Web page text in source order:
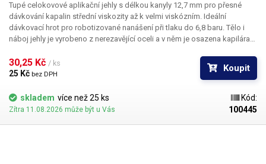
Tupé celokovové aplikační jehly s délkou kanyly 12,7 mm pro přesné
dávkování kapalin střední viskozity až k velmi viskózním. Ideální
dávkovací hrot pro robotizované nanášení při tlaku do 6,8 baru. Tělo i
náboj jehly je vyrobeno z nerezavějící oceli a v něm je osazena kapilára
povrchu a přesné dodržení vnitřních průměrů jehly a proto je povrch
kapiláry elektrolyticky leštěn.
30,25 Kč / ks
25 Kč bez DPH
Koupit
skladem více než 25 ks
Zítra 11.08.2026 může být u Vás
Kód:
100445